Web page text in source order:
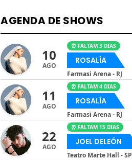
AGENDA DE SHOWS
10
AGO
⏰ FALTAM 3 DIAS
ROSALÍA
Farmasi Arena - RJ
11
AGO
⏰ FALTAM 4 DIAS
ROSALÍA
Farmasi Arena - RJ
22
AGO
⏰ FALTAM 15 DIAS
JOEL DELEÓN
Teatro Marte Hall - SP